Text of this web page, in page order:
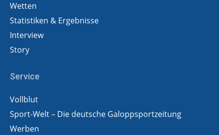
Wetten
Statistiken & Ergebnisse
Interview
Story
Service
Vollblut
Sport-Welt – Die deutsche Galoppsportzeitung
Werben